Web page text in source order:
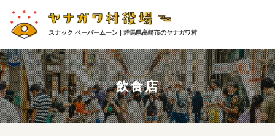
スナック ペーパームーン | 群馬県高崎市のヤナガワ村
飲食店